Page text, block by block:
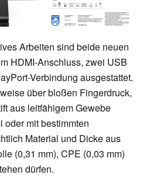
Arbeiten sind beide neuen
HDMI-Anschluss, zwei USB
Verbindung ausgestattet.
über bloßen Fingerdruck,
aus leitfähigem Gewebe
mit bestimmten
Material und Dicke aus
(0,31 mm), CPE (0,03 mm)
dürfen.